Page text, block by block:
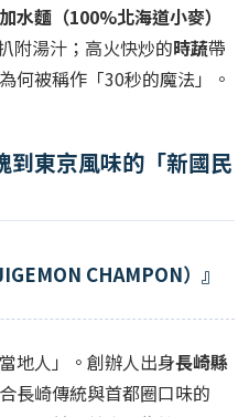
水麵（100%北海道小麥）
附湯汁；高火快炒的時蔬帶
何被稱作「30秒的魔法」。
到東京風味的「新國民
CHAMPON）』
地人」。創辦人出身長崎縣
長崎傳統與首都圈口味的